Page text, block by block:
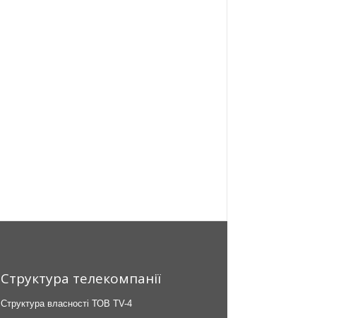
Структура телекомпанії
Структура власності ТОВ TV-4